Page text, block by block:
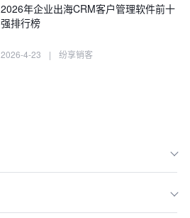
业务流程
2026年企业出海CRM客户管理软件前十
强排行榜
2026-4-23 | 纷享销客